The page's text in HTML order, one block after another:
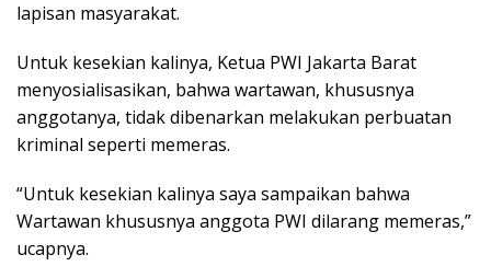
lapisan masyarakat.
Untuk kesekian kalinya, Ketua PWI Jakarta Barat
menyosialisasikan, bahwa wartawan, khususnya
anggotanya, tidak dibenarkan melakukan perbuatan
kriminal seperti memeras.
“Untuk kesekian kalinya saya sampaikan bahwa
Wartawan khususnya anggota PWI dilarang memeras,”
ucapnya.